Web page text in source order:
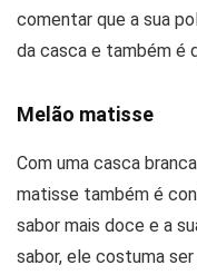
comentar que a sua
da casca e também é
Melão matisse
Com uma casca
matisse também é
sabor mais doce e a
sabor, ele costuma